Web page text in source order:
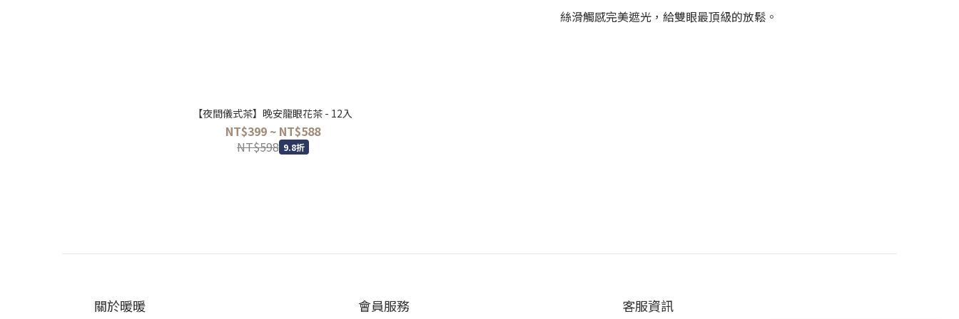
【夜間儀式茶】晚安龍眼花茶 - 12入
NT$399 ~ NT$588
NT$598 9.8折
絲滑觸感完美遮光，給雙眼最頂級的放鬆。
關於暖暖 會員服務 客服資訊